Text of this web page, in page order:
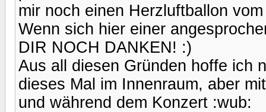
mir noch einen Herzluftballon
Wenn sich hier einer
DIR NOCH DANKEN! :)
Aus all diesen Gründen hoffe ich
dieses Mal im Innenraum, aber
und während dem Konzert :wub: